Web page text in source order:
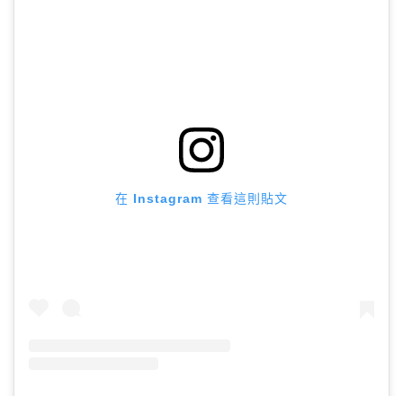
在 Instagram 查看這則貼文